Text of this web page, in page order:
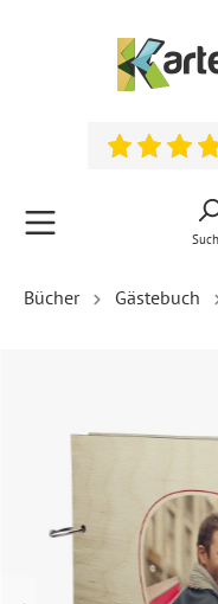
Bücher Gästebuch